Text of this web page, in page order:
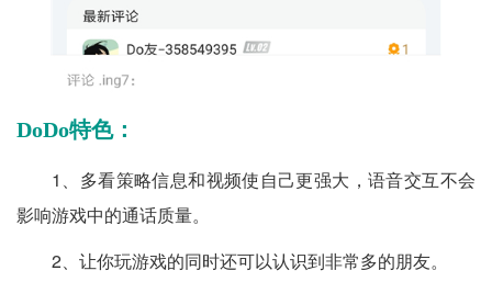
DoDo特色：
1、多看策略信息和视频使自己更强大，语音交互不会
影响游戏中的通话质量。
2、让你玩游戏的同时还可以认识到非常多的朋友。